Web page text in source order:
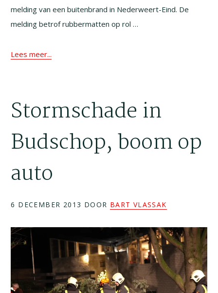
melding van een buitenbrand in Nederweert-Eind. De
melding betrof rubbermatten op rol …
Lees meer...
Stormschade in
Budschop, boom op
auto
6 DECEMBER 2013 DOOR BART VLASSAK